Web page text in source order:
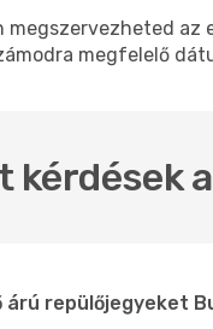
az
megfelelő
kérdések
repülőjegyeket